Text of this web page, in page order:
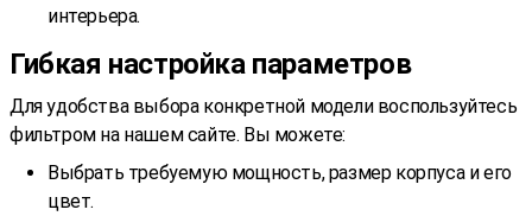
интерьера.
Гибкая настройка параметров
Для удобства выбора конкретной модели воспользуйтесь
фильтром на нашем сайте. Вы можете:
Выбрать требуемую мощность, размер корпуса и его
цвет.